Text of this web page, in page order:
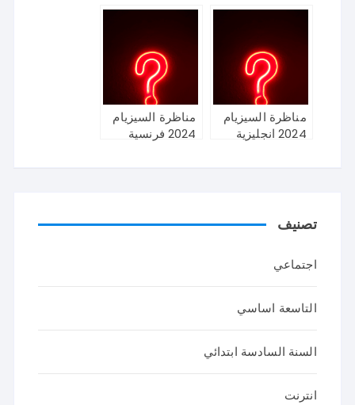
مناظرة السيزيام
2024 انجليزية
مناظرة السيزيام
2024 فرنسية
تصنيف
اجتماعي
التاسعة اساسي
السنة السادسة ابتدائي
انترنت